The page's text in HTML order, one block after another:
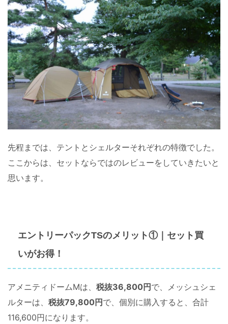
先程までは、テントとシェルターそれぞれの特徴でした。
ここからは、セットならではのレビューをしていきたいと
思います。
エントリーパックTSのメリット①｜セット買
いがお得！
アメニティドームMは、 税抜36,800円 で、メッシュシェ
ルターは、 税抜79,800円 で、個別に購入すると、合計
116,600円になります。